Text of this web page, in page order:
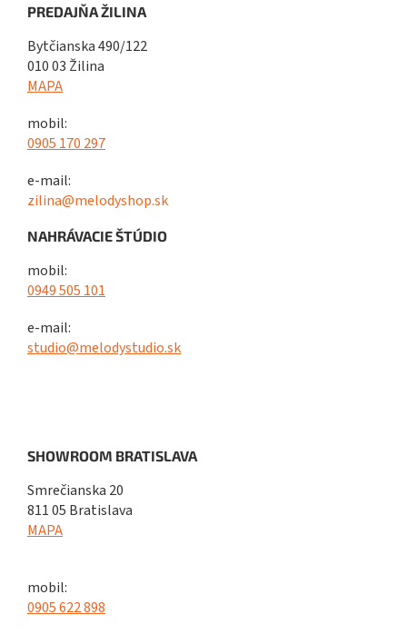
PREDAJŇA ŽILINA
Bytčianska 490/122
010 03 Žilina
MAPA
mobil:
0905 170 297
e-mail:
zilina@melodyshop.sk
NAHRÁVACIE ŠTÚDIO
mobil:
0949 505 101
e-mail:
studio@melodystudio.sk
SHOWROOM BRATISLAVA
Smrečianska 20
811 05 Bratislava
MAPA
mobil:
0905 622 898